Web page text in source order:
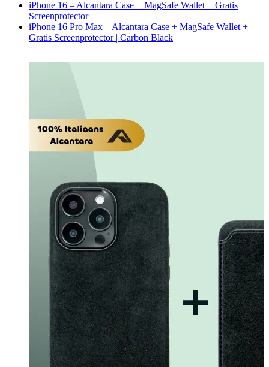
iPhone 16 – Alcantara Case + MagSafe Wallet + Gratis
Screenprotector
iPhone 16 Pro Max – Alcantara Case + MagSafe Wallet +
Gratis Screenprotector | Carbon Black